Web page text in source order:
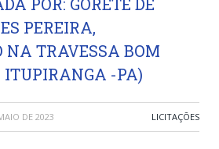
PEREIRA,
NA TRAVESSA BOM
ITUPIRANGA -PA)
DE 2023 LICITAÇÕES